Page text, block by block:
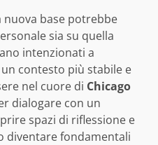
base potrebbe
sia su quella
intenzionati a
contesto più stabile e
nel cuore di Chicago
dialogare con un
spazi di riflessione e
diventare fondamentali